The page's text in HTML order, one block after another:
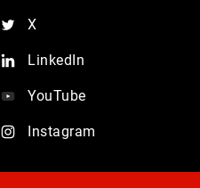
X
LinkedIn
YouTube
Instagram